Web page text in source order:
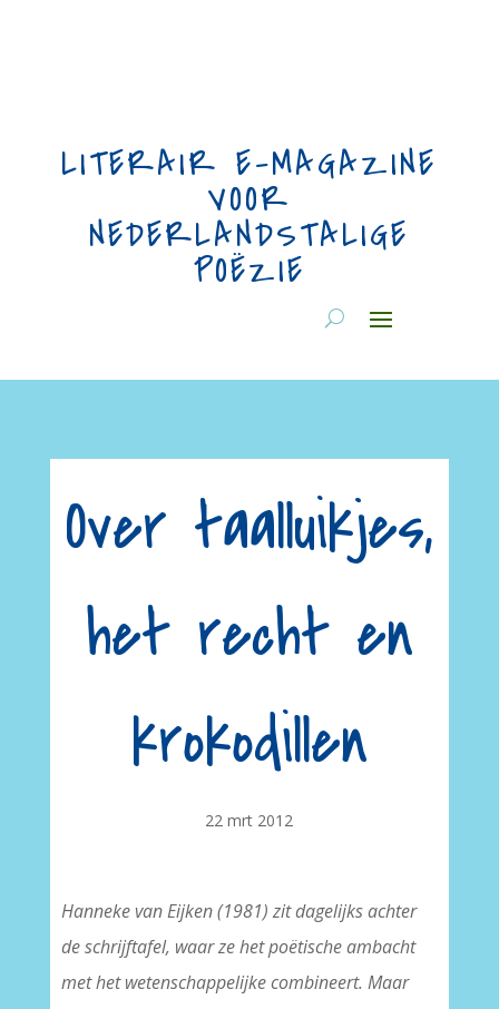
LITERAIR E-MAGAZINE
VOOR
NEDERLANDSTALIGE
POËZIE
Over taalluikjes,
het recht en
krokodillen
22 mrt 2012
Hanneke van Eijken (1981) zit dagelijks achter
de schrijftafel, waar ze het poëtische ambacht
met het wetenschappelijke combineert. Maar